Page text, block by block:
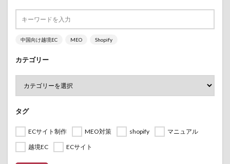
中国向け越境EC MEO Shopify
カテゴリー
タグ
ECサイト制作 MEO対策 shopify
マニュアル
越境EC
ECサイト